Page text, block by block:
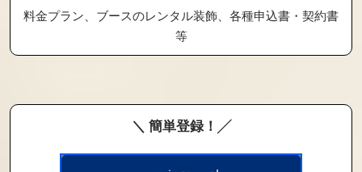
料金プラン、ブースのレンタル装飾、各種申込書・契約書
等
＼ 簡単登録！╱